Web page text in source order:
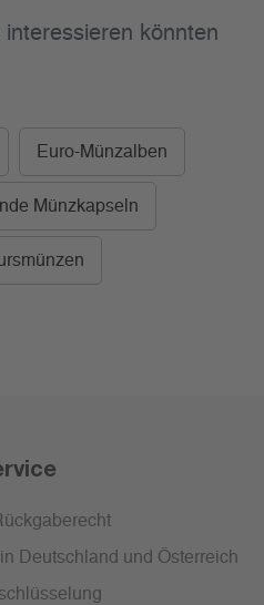
könnten
Euro-Münzalben
Münzkapseln
Deutschland und Österreich